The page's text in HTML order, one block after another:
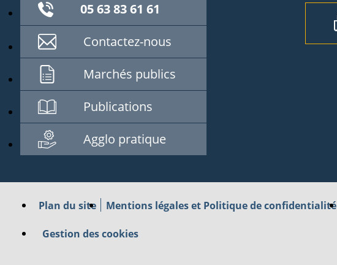
05 63 83 61 61
Contactez-nous
Marchés publics
Publications
Agglo pratique
Plan du site Mentions légales et Politique de confidentialité
Gestion des cookies